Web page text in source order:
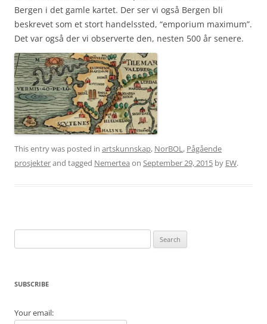
Bergen i det gamle kartet. Der ser vi også Bergen bli
beskrevet som et stort handelssted, “emporium maximum”.
Det var også der vi observerte den, nesten 500 år senere.
This entry was posted in artskunnskap, NorBOL, Pågående
prosjekterand tagged Nemertea on September 29, 2015 by EW.
for:
SUBSCRIBE
Your email: